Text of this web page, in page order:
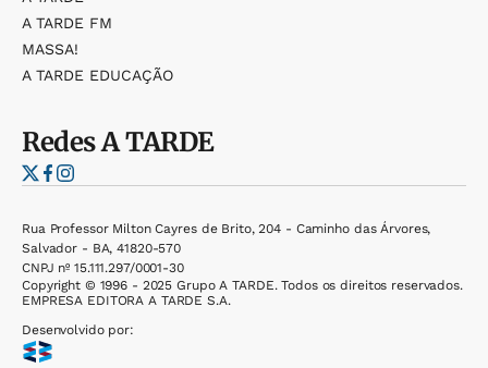
A TARDE FM
MASSA!
A TARDE EDUCAÇÃO
RedesA TARDE
Rua Professor Milton Cayres de Brito, 204 - Caminho das Árvores,
Salvador - BA, 41820-570
CNPJ nº 15.111.297/0001-30
Copyright © 1996 - 2025 Grupo A TARDE. Todos os direitos reservados.
EMPRESA EDITORA A TARDE S.A.
Desenvolvido por: